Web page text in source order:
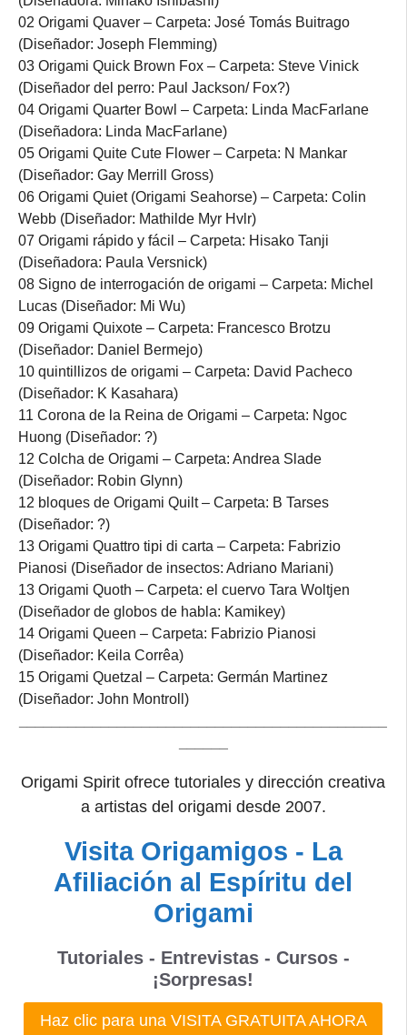
02 Origami Quaver – Carpeta: José Tomás Buitrago
(Diseñador: Joseph Flemming)
03 Origami Quick Brown Fox – Carpeta: Steve Vinick
(Diseñador del perro: Paul Jackson/ Fox?)
04 Origami Quarter Bowl – Carpeta: Linda MacFarlane
(Diseñadora: Linda MacFarlane)
05 Origami Quite Cute Flower – Carpeta: N Mankar
(Diseñador: Gay Merrill Gross)
06 Origami Quiet (Origami Seahorse) – Carpeta: Colin
Webb (Diseñador: Mathilde Myr Hvlr)
07 Origami rápido y fácil – Carpeta: Hisako Tanji
(Diseñadora: Paula Versnick)
08 Signo de interrogación de origami – Carpeta: Michel
Lucas (Diseñador: Mi Wu)
09 Origami Quixote – Carpeta: Francesco Brotzu
(Diseñador: Daniel Bermejo)
10 quintillizos de origami – Carpeta: David Pacheco
(Diseñador: K Kasahara)
11 Corona de la Reina de Origami – Carpeta: Ngoc
Huong (Diseñador: ?)
12 Colcha de Origami – Carpeta: Andrea Slade
(Diseñador: Robin Glynn)
12 bloques de Origami Quilt – Carpeta: B Tarses
(Diseñador: ?)
13 Origami Quattro tipi di carta – Carpeta: Fabrizio
Pianosi (Diseñador de insectos: Adriano Mariani)
13 Origami Quoth – Carpeta: el cuervo Tara Woltjen
(Diseñador de globos de habla: Kamikey)
14 Origami Queen – Carpeta: Fabrizio Pianosi
(Diseñador: Keila Corrêa)
15 Origami Quetzal – Carpeta: Germán Martinez
(Diseñador: John Montroll)
Origami Spirit ofrece tutoriales y dirección creativa
a artistas del origami desde 2007.
Visita Origamigos - La
Afiliación al Espíritu del
Origami
Tutoriales - Entrevistas - Cursos -
¡Sorpresas!
Haz clic para una VISITA GRATUITA AHORA